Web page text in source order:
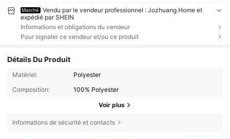
Marché
Vendu par le vendeur professionnel : Jozhuang Home et
expédié par SHEIN
Informations et obligations du vendeur
Pour signaler ce vendeur et/ou ce produit
Détails Du Produit
Matériel:
Polyester
Composition:
100% Polyester
Voir plus
Informations de sécurité et contacts